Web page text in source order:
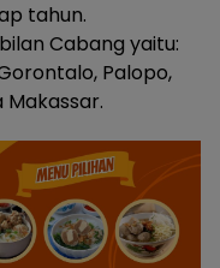
tahun.
Cabang yaitu:
Palopo,
Makassar.